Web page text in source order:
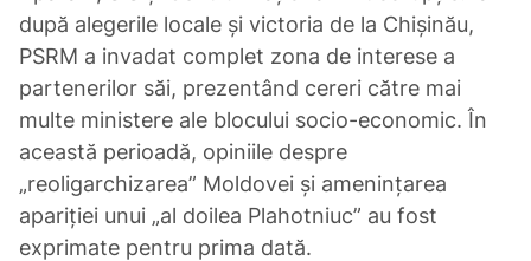
după alegerile locale și victoria de la Chișinău,
PSRM a invadat complet zona de interese a
partenerilor săi, prezentând cereri către mai
multe ministere ale blocului socio-economic. În
această perioadă, opiniile despre
„reoligarchizarea” Moldovei și amenințarea
apariției unui „al doilea Plahotniuc” au fost
exprimate pentru prima dată.